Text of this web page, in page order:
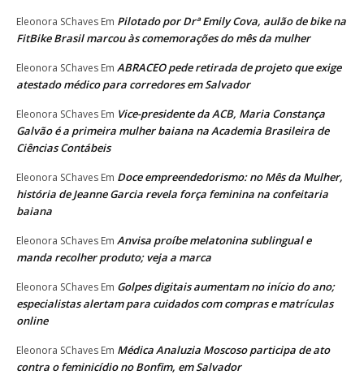
Eleonora SChaves Em Pilotado por Drª Emily Cova, aulão de bike na
FitBike Brasil marcou às comemorações do mês da mulher
Eleonora SChaves Em ABRACEO pede retirada de projeto que exige
atestado médico para corredores em Salvador
Eleonora SChaves Em Vice-presidente da ACB, Maria Constança
Galvão é a primeira mulher baiana na Academia Brasileira de
Ciências Contábeis
Eleonora SChaves Em Doce empreendedorismo: no Mês da Mulher,
história de Jeanne Garcia revela força feminina na confeitaria
baiana
Eleonora SChaves Em Anvisa proíbe melatonina sublingual e
manda recolher produto; veja a marca
Eleonora SChaves Em Golpes digitais aumentam no início do ano;
especialistas alertam para cuidados com compras e matrículas
online
Eleonora SChaves Em Médica Analuzia Moscoso participa de ato
contra o feminicídio no Bonfim, em Salvador